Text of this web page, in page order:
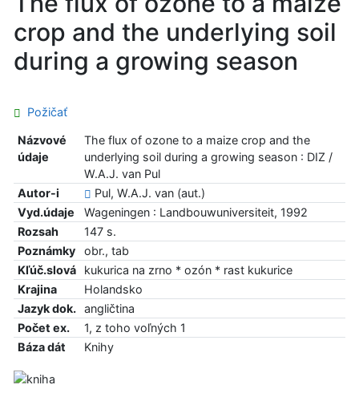
crop and the underlying soil
during a growing season
Požičať
Názvové
údaje
The flux of ozone to a maize crop and the
underlying soil during a growing season : DIZ /
W.A.J. van Pul
Autor-i
Pul, W.A.J. van (aut.)
Vyd.údaje
Wageningen : Landbouwuniversiteit, 1992
Rozsah
147 s.
Poznámky
obr., tab
Kľúč.slová
kukurica na zrno * ozón * rast kukurice
Krajina
Holandsko
Jazyk dok.
angličtina
Počet ex.
1, z toho voľných 1
Báza dát
Knihy